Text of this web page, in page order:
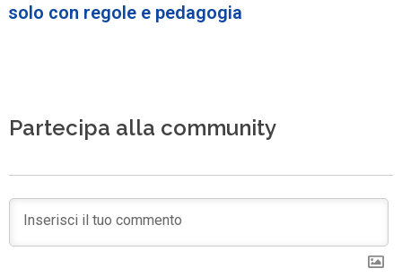
solo con regole e pedagogia
Partecipa alla community